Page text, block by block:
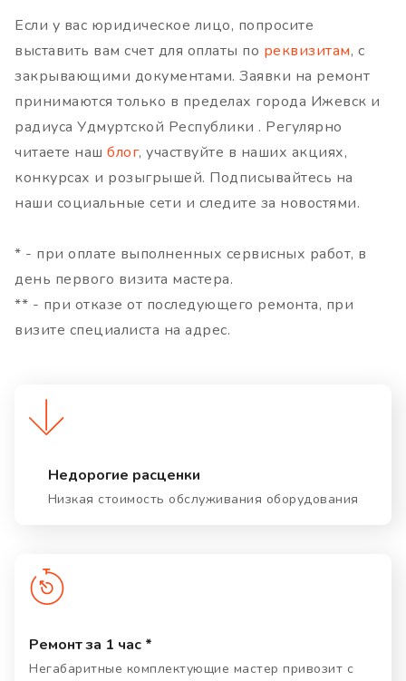
Если у вас юридическое лицо, попросите
выставить вам счет для оплаты по реквизитам, с
закрывающими документами. Заявки на ремонт
принимаются только в пределах города Ижевск и
радиуса Удмуртской Республики . Регулярно
читаете наш блог, участвуйте в наших акциях,
конкурсах и розыгрышей. Подписывайтесь на
наши социальные сети и следите за новостями.
* - при оплате выполненных сервисных работ, в
день первого визита мастера.
** - при отказе от последующего ремонта, при
визите специалиста на адрес.
Недорогие расценки
Низкая стоимость обслуживания оборудования
Ремонт за 1 час *
Негабаритные комплектующие мастер привозит с